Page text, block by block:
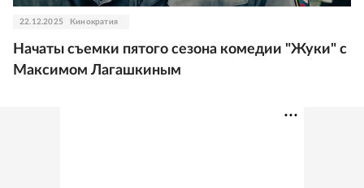
22.12.2025 Кинократия
Начаты съемки пятого сезона комедии "Жуки" с
Максимом Лагашкиным